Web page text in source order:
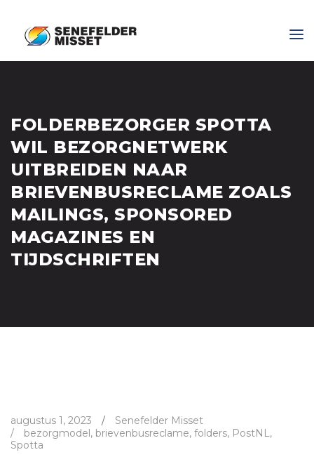
FOLDERBEZORGER SPOTTA
WIL BEZORGNETWERK
UITBREIDEN NAAR
BRIEVENBUSRECLAME ZOALS
MAILINGS, SPONSORED
MAGAZINES EN
TIJDSCHRIFTEN
augustus 1, 2023 /
Senefelder Misset
/
bezorgmodel, brievenbusreclame, folders, PostNL,
Spotta